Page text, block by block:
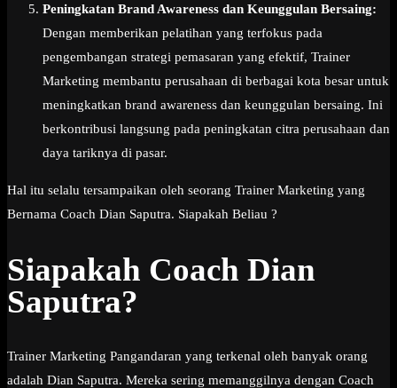
Peningkatan Brand Awareness dan Keunggulan Bersaing:
Dengan memberikan pelatihan yang terfokus pada
pengembangan strategi pemasaran yang efektif, Trainer
Marketing membantu perusahaan di berbagai kota besar untuk
meningkatkan brand awareness dan keunggulan bersaing. Ini
berkontribusi langsung pada peningkatan citra perusahaan dan
daya tariknya di pasar.
Hal itu selalu tersampaikan oleh seorang Trainer Marketing yang
Bernama Coach Dian Saputra. Siapakah Beliau ?
Siapakah Coach Dian
Saputra?
Trainer Marketing Pangandaran yang terkenal oleh banyak orang
adalah Dian Saputra. Mereka sering memanggilnya dengan Coach